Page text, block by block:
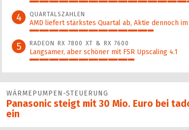
87%
4 QUARTALSZAHLEN
AMD liefert stärkstes Quartal ab, Aktie dennoch
64%
5 RADEON RX 7800 XT & RX 7600
Langsamer, aber schöner mit FSR Upscaling 4.1
54%
WÄRMEPUMPEN-STEUERUNG
Panasonic steigt mit 30 Mio. Euro bei
ein